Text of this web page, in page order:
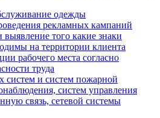
одежды
рекламных кампаний
того какие знаки
на территории клиента
рабочего места согласно
труда
систем и систем пожарной
систем управления
связь, сетевой системы